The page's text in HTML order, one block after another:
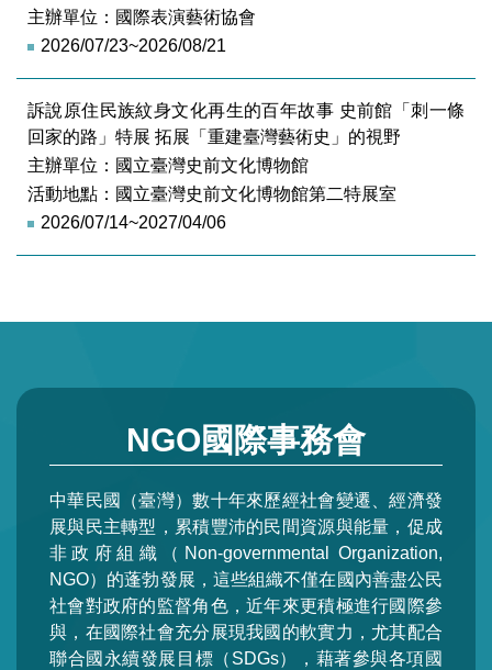
主辦單位：國際表演藝術協會
2026/07/23~2026/08/21
訴說原住民族紋身文化再生的百年故事 史前館「刺一條
回家的路」特展 拓展「重建臺灣藝術史」的視野
主辦單位：國立臺灣史前文化博物館
活動地點：國立臺灣史前文化博物館第二特展室
2026/07/14~2027/04/06
NGO國際事務會
中華民國（臺灣）數十年來歷經社會變遷、經濟發
展與民主轉型，累積豐沛的民間資源與能量，促成
非政府組織（Non-governmental Organization,
NGO）的蓬勃發展，這些組織不僅在國內善盡公民
社會對政府的監督角色，近年來更積極進行國際參
與，在國際社會充分展現我國的軟實力，尤其配合
聯合國永續發展目標（SDGs），藉著參與各項國